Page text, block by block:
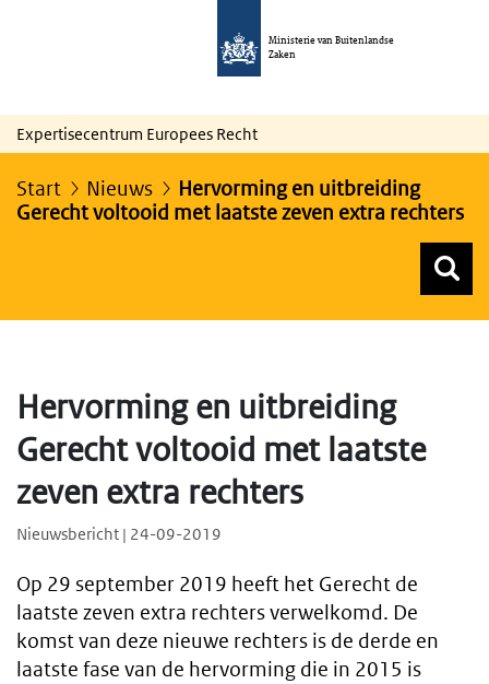
Ministerie van Buitenlandse
Zaken
Expertisecentrum Europees Recht
Start Nieuws
Hervorming en uitbreiding
Gerecht voltooid met laatste zeven extra rechters
Hervorming en uitbreiding
Gerecht voltooid met laatste
zeven extra rechters
Nieuwsbericht | 24-09-2019
Op 29 september 2019 heeft het Gerecht de
laatste zeven extra rechters verwelkomd. De
komst van deze nieuwe rechters is de derde en
laatste fase van de hervorming die in 2015 is